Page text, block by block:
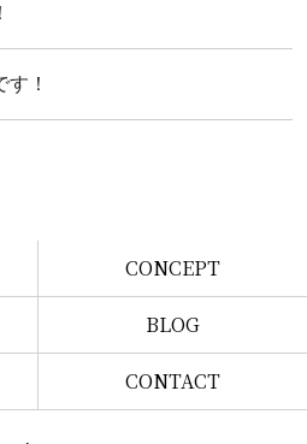
！
CONCEPT
BLOG
CONTACT